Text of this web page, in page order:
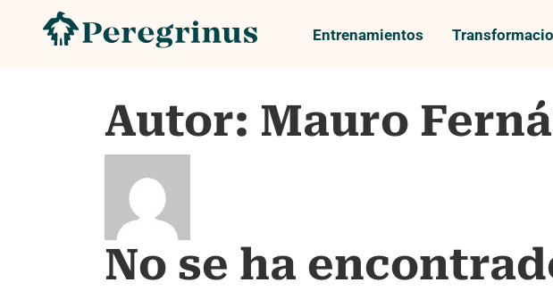
Entrenamientos
Autor: Mauro
No se ha